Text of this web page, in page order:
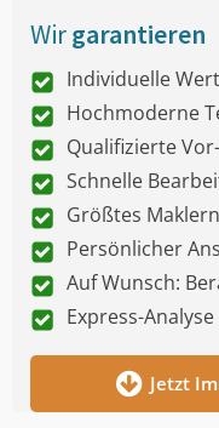
Wirgarantieren
Individuelle
Hochmoderne
Qualifizierte
Schnelle
Größtes
Persönlicher
Auf Wunsch:
Express-
Jetzt